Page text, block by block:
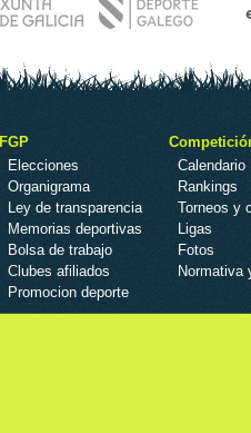
FGP
Elecciones
Organigrama
Ley de transparencia
Memorias deportivas
Bolsa de trabajo
Clubes afiliados
Promocion deporte
Calendario
Rankings
Torneos y
Ligas
Fotos
Normativa